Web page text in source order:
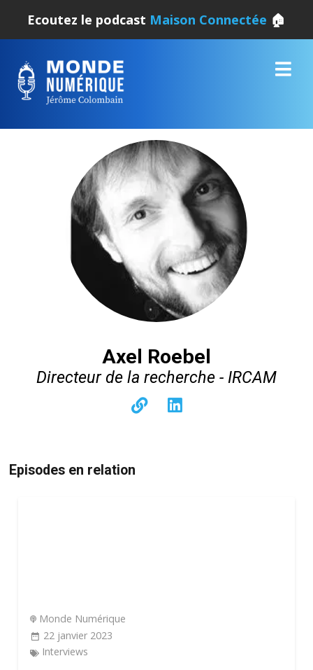
Ecoutez le podcast Maison Connectée 🏠
Axel Roebel
Directeur de la recherche - IRCAM
Episodes en relation
Monde Numérique
22 janvier 2023
Interviews